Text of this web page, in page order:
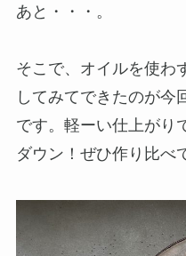
あと・・・。
そこで、オイルを使わ
してみてできたのが今
です。軽ーい仕上がり
ダウン！ぜひ作り比べ